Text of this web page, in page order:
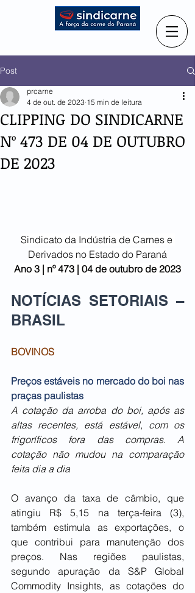
Post
CLIPPING DO SINDICARNE
Nº 473 DE 04 DE OUTUBRO
DE 2023
prcarne
4 de out. de 2023 15 min de leitura
Sindicato da Indústria de Carnes e
Derivados no Estado do Paraná
Ano 3 | nº 473 | 04 de outubro de 2023
NOTÍCIAS SETORIAIS –
BRASIL
BOVINOS
Preços estáveis no mercado do boi nas
praças paulistas
A cotação da arroba do boi, após as
altas recentes, está estável, com os
frigoríficos fora das compras. A
cotação não mudou na comparação
feita dia a dia
O avanço da taxa de câmbio, que
atingiu R$ 5,15 na terça-feira (3),
também estimula as exportações, o
que contribui para manutenção dos
preços. Nas regiões paulistas,
segundo apuração da S&P Global
Commodity Insights, as cotações do